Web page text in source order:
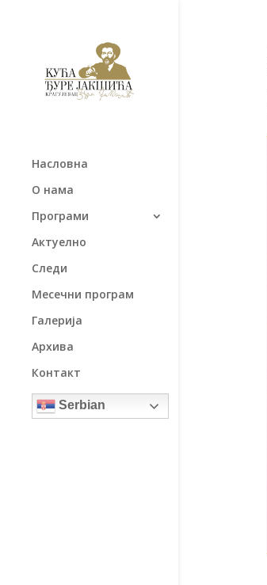
Насловна
О нама
Програми
Актуелно
Следи
Месечни програм
Галерија
Архива
Контакт
Serbian